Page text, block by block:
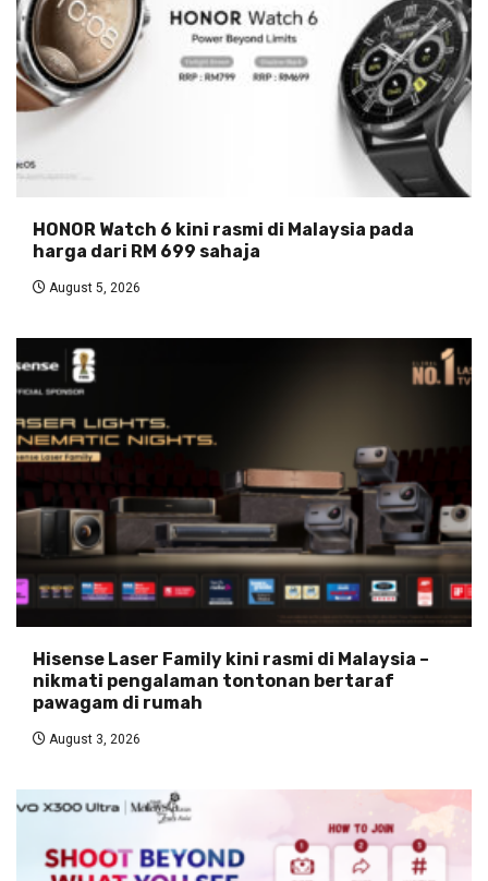
HONOR Watch 6 kini rasmi di Malaysia pada
harga dari RM 699 sahaja
August 5, 2026
Hisense Laser Family kini rasmi di Malaysia –
nikmati pengalaman tontonan bertaraf
pawagam di rumah
August 3, 2026